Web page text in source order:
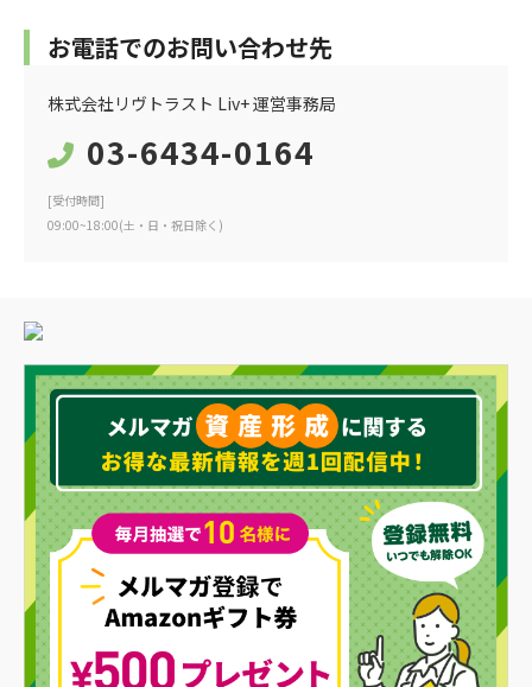
お電話でのお問い合わせ先
株式会社リヴトラスト Liv+ 運営事務局
03-6434-0164
[受付時間]
09:00~18:00(土・日・祝日除く)